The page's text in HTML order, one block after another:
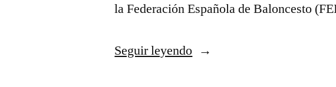
la Federación Española de Baloncesto
Seguir leyendo«diseña